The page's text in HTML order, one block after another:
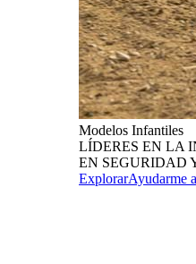
Modelos Infantiles
LÍDERES EN LA
EN SEGURIDAD
ExplorarAyudarme